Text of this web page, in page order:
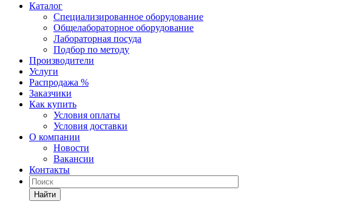
Каталог
Специализированное оборудование
Общелабораторное оборудование
Лабораторная посуда
Подбор по методу
Производители
Услуги
Распродажа %
Заказчики
Как купить
Условия оплаты
Условия доставки
О компании
Новости
Вакансии
Контакты
Найти